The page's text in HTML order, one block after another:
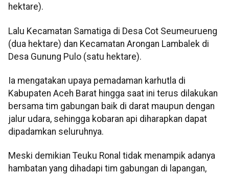
hektare).
Lalu Kecamatan Samatiga di Desa Cot Seumeurueng
(dua hektare) dan Kecamatan Arongan Lambalek di
Desa Gunung Pulo (satu hektare).
Ia mengatakan upaya pemadaman karhutla di
Kabupaten Aceh Barat hingga saat ini terus dilakukan
bersama tim gabungan baik di darat maupun dengan
jalur udara, sehingga kobaran api diharapkan dapat
dipadamkan seluruhnya.
Meski demikian Teuku Ronal tidak menampik adanya
hambatan yang dihadapi tim gabungan di lapangan,